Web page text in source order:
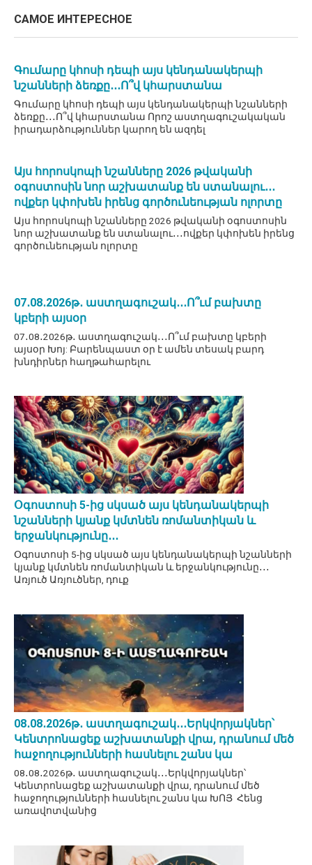
САМОЕ ИНТЕРЕСНОЕ
Գումարը կհոսի դեպի այս կենդանակերպի
նշանների ձեռքը․․․Ո՞վ կհարստանա
Գումարը կհոսի դեպի այս կենդանակերպի նշանների
ձեռքը․․․Ո՞վ կհարստանա Որոշ աստղագուշակական
իրադարձություններ կարող են ազդել
Այս հորոսկոպի նշանները 2026 թվականի
օգոստոսին նոր աշխատանք են ստանալու․․․
ովքեր կփոխեն իրենց գործունեության ոլորտը
Այս հորոսկոպի նշանները 2026 թվականի օգոստոսին
նոր աշխատանք են ստանալու․․․ովքեր կփոխեն իրենց
գործունեության ոլորտը
07․08․2026թ․ աստղագուշակ․․․Ո՞ւմ բախտը
կբերի այսօր
07․08․2026թ․ աստղագուշակ․․․Ո՞ւմ բախտը կբերի
այսօր Խոյ: Բարենպաստ օր է ամեն տեսակ բարդ
խնդիրներ հաղթահարելու
Օգոստոսի 5-ից սկսած այս կենդանակերպի
նշանների կյանք կմտնեն ռոմանտիկան և
երջանկությունը․․․
Օգոստոսի 5-ից սկսած այս կենդանակերպի նշանների
կյանք կմտնեն ռոմանտիկան և երջանկությունը․․․
Առյուծ Առյուծներ, դուք
08․08․2026թ․ աստղագուշակ․․․Երկվորյակներ՝
Կենտրոնացեք աշխատանքի վրա, դրանում մեծ
հաջողությունների հասնելու շանս կա
08․08․2026թ․ աստղագուշակ․․․Երկվորյակներ՝
Կենտրոնացեք աշխատանքի վրա, դրանում մեծ
հաջողությունների հասնելու շանս կա ԽՈՅ Հենց
առավոտվանից